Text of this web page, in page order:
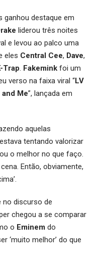
ganhou destaque em
liderou três noites
e levou ao palco uma
eles Central Cee, Dave,
Trap. Fakemink foi um
verso na faixa viral “LV
Me”, lançada em
aquelas
tentando valorizar
o melhor no que faço.
Então, obviamente,
no discurso de
chegou a se comparar
o Eminem do
‘muito melhor’ do que